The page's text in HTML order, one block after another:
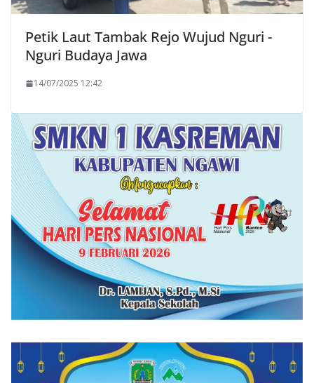
Petik Laut Tambak Rejo Wujud Nguri -
Nguri Budaya Jawa
14/07/2025 12:42